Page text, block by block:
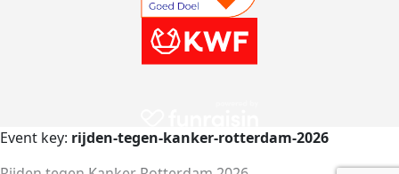
Event key: rijden-tegen-kanker-rotterdam-2026